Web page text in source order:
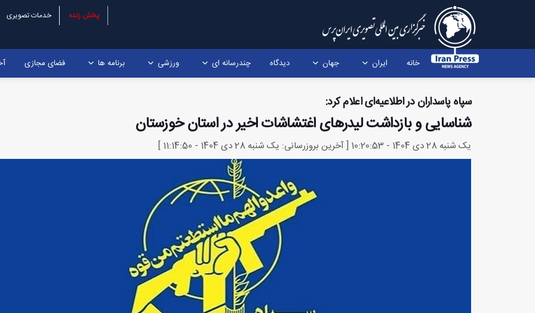
پخش زنده خدمات تصویری
خانه ایران جهان دیدگاه چندرسانه ای ورزشی برنامه ها فضای مجازی
سپاه پاسداران در اطلاعیه‌ای اعلام کرد:
شناسایی و بازداشت لیدرهای اغتشاشات اخیر در استان خوزستان
یک شنبه 28 دی 1404 - 10:20:53 [ آخرین بروزرسانی: یک شنبه 28 دی 1404 - 11:14:50 ]